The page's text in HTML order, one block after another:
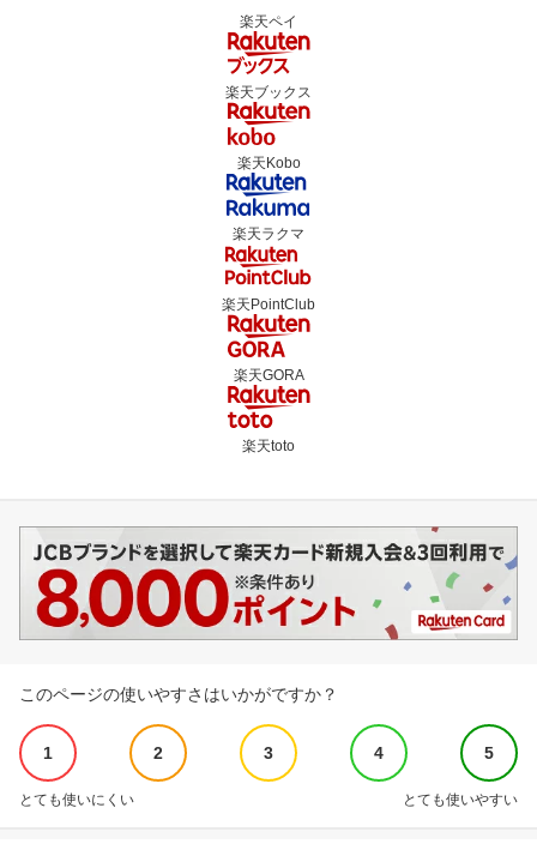
楽天ペイ
楽天ブックス
楽天Kobo
楽天ラクマ
楽天PointClub
楽天GORA
楽天toto
このページの使いやすさはいかがですか？
1 2 3 4 5
とても使いにくい とても使いやすい